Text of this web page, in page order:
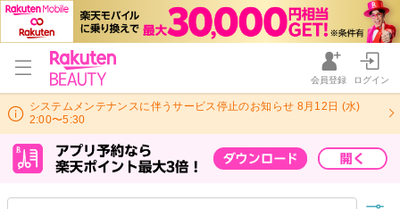
会員登録 ログイン
システムメンテナンスに伴うサービス停止のお知らせ 8月12日 (水)
2:00〜5:30